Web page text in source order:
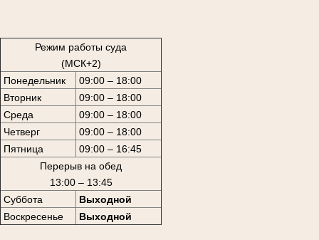
Режим работы суда
(МСК+2)
Понедельник
09:00 – 18:00
Вторник
09:00 – 18:00
Среда
09:00 – 18:00
Четверг
09:00 – 18:00
Пятница
09:00 – 16:45
Перерыв на обед
13:00 – 13:45
Суббота
Выходной
Воскресенье
Выходной